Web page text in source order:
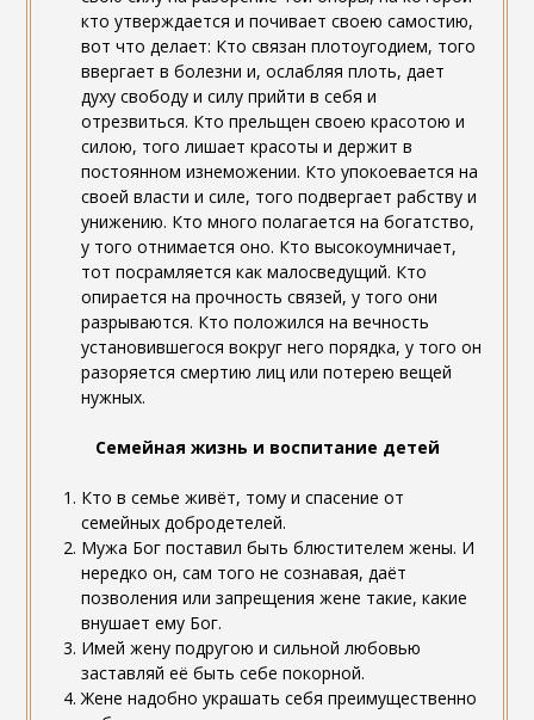
кто утверждается и почивает своею самостию,
вот что делает: Кто связан плотоугодием, того
ввергает в болезни и, ослабляя плоть, дает
духу свободу и силу прийти в себя и
отрезвиться. Кто прельщен своею красотою и
силою, того лишает красоты и держит в
постоянном изнеможении. Кто упокоевается на
своей власти и силе, того подвергает рабству и
унижению. Кто много полагается на богатство,
у того отнимается оно. Кто высокоумничает,
тот посрамляется как малосведущий. Кто
опирается на прочность связей, у того они
разрываются. Кто положился на вечность
установившегося вокруг него порядка, у того он
разоряется смертию лиц или потерею вещей
нужных.
Семейная жизнь и воспитание детей
Кто в семье живёт, тому и спасение от
семейных добродетелей.
Мужа Бог поставил быть блюстителем жены. И
нередко он, сам того не сознавая, даёт
позволения или запрещения жене такие, какие
внушает ему Бог.
Имей жену подругою и сильной любовью
заставляй её быть себе покорной.
Жене надобно украшать себя преимущественно